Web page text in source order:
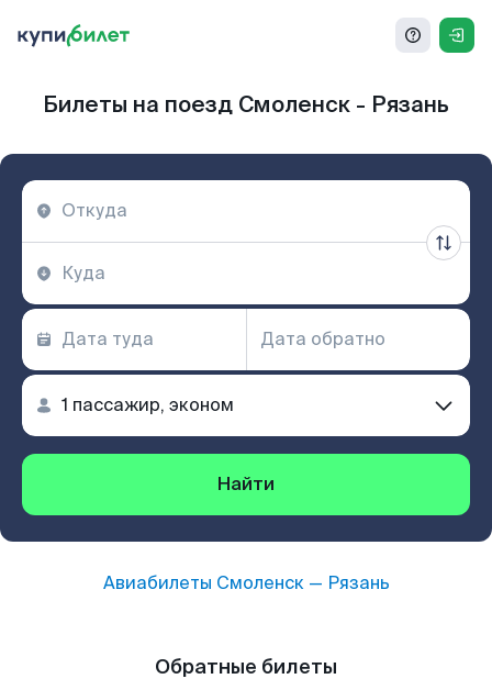
Билеты на поезд Смоленск - Рязань
Найти
Авиабилеты Смоленск— Рязань
Обратные билеты